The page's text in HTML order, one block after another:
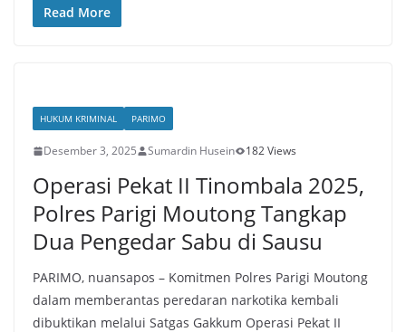
Read More
HUKUM KRIMINAL PARIMO
Desember 3, 2025 Sumardin Husein 182 Views
Operasi Pekat II Tinombala 2025,
Polres Parigi Moutong Tangkap
Dua Pengedar Sabu di Sausu
PARIMO, nuansapos – Komitmen Polres Parigi Moutong
dalam memberantas peredaran narkotika kembali
dibuktikan melalui Satgas Gakkum Operasi Pekat II